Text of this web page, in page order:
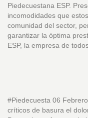
Piedecuestana ESP.
incomodidades que
comunidad del sector,
garantizar la óptima
ESP, la empresa de
#Piedecuesta 06
críticos de basura el